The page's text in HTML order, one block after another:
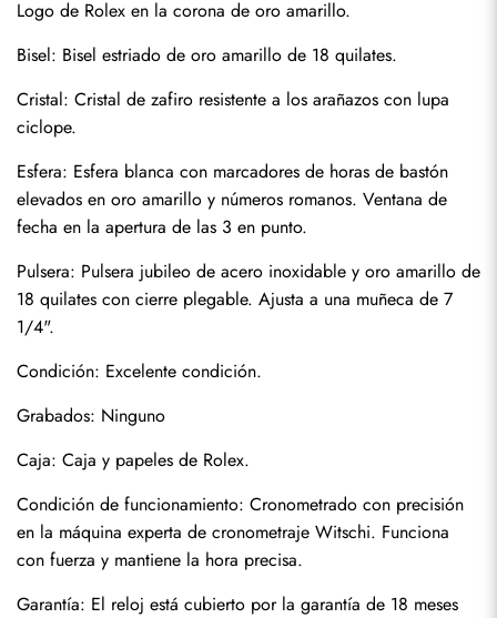
Logo de Rolex en la corona de oro amarillo.
Bisel: Bisel estriado de oro amarillo de 18 quilates.
Cristal: Cristal de zafiro resistente a los arañazos con lupa
ciclope.
Esfera: Esfera blanca con marcadores de horas de bastón
elevados en oro amarillo y números romanos. Ventana de
fecha en la apertura de las 3 en punto.
Pulsera: Pulsera jubileo de acero inoxidable y oro amarillo de
18 quilates con cierre plegable. Ajusta a una muñeca de 7
1/4".
Condición: Excelente condición.
Grabados: Ninguno
Caja: Caja y papeles de Rolex.
Condición de funcionamiento: Cronometrado con precisión
en la máquina experta de cronometraje Witschi. Funciona
con fuerza y mantiene la hora precisa.
Garantía: El reloj está cubierto por la garantía de 18 meses
Enviar